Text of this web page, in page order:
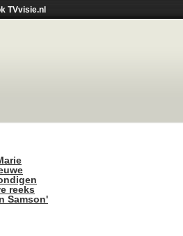
TVvisie.nl
reeks
Samson'